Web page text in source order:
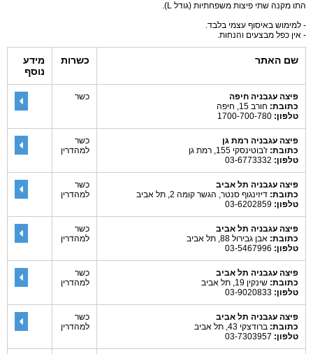
התו מקנה שתי פיצות משפחתיות (גודל L).
- למימוש באיסוף עצמי בלבד.
- אין כפל מבצעים והנחות.
שם האתר כשרות
מידע
נוסף
פיצה עגבניה חיפה
כתובת: חורב 15, חיפה
טלפון:
כשר
פיצה עגבניה רמת גן
כתובת: ז'בוטינסקי 155, רמת גן
טלפון:
כשר
למהדרין
פיצה עגבניה תל אביב
כתובת: דיזינגוף סנטר, הגשר קומה 2, תל אביב
טלפון:
כשר
למהדרין
פיצה עגבניה תל אביב
כתובת: אבן גבירול 88, תל אביב
טלפון:
כשר
למהדרין
פיצה עגבניה תל אביב
כתובת: שינקין 19, תל אביב
טלפון:
כשר
למהדרין
פיצה עגבניה תל אביב
כתובת: ברודצקי 43, תל אביב
טלפון:
כשר
למהדרין